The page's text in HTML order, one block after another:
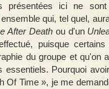
présentées ici ne sont
qui, tel quel,
After Deathou d'un
puisque
du groupe et qu'on
essentiels. Pourquoi
Of Time », je me